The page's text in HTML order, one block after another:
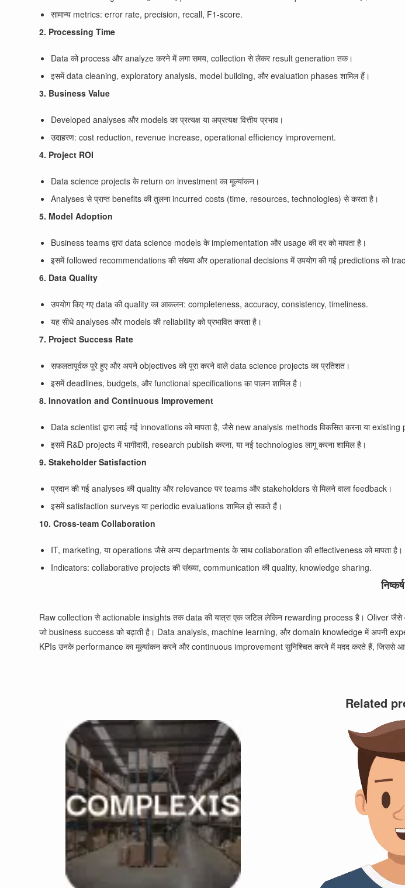
सामान्य metrics: error rate, precision, recall, F1-score.
2. Processing Time
Data को process और analyze करने में लगा समय, collection से लेकर result generation तक।
इसमें data cleaning, exploratory analysis, model building, और evaluation phases शामिल हैं।
3. Business Value
Developed analyses और models का प्रत्यक्ष या अप्रत्यक्ष वित्तीय प्रभाव।
उदाहरण: cost reduction, revenue increase, operational efficiency improvement.
4. Project ROI
Data science projects के return on investment का मूल्यांकन।
Analyses से प्राप्त benefits की तुलना incurred costs (time, resources, technologies) से करता है।
5. Model Adoption
Business teams द्वारा data science models के implementation और usage की दर को मापता है।
इसमें followed recommendations की संख्या और operational decisions में उपयोग की गई predictions को
6. Data Quality
उपयोग किए गए data की quality का आकलन: completeness, accuracy, consistency, timeliness.
यह सीधे analyses और models की reliability को प्रभावित करता है।
7. Project Success Rate
सफलतापूर्वक पूरे हुए और अपने objectives को पूरा करने वाले data science projects का प्रतिशत।
इसमें deadlines, budgets, और functional specifications का पालन शामिल है।
8. Innovation and Continuous Improvement
Data scientist द्वारा लाई गई innovations को मापता है, जैसे new analysis methods विकसित करना या
इसमें R&D projects में भागीदारी, research publish करना, या नई technologies लागू करना शामिल है।
9. Stakeholder Satisfaction
प्रदान की गई analyses की quality और relevance पर teams और stakeholders से मिलने वाला feedback।
इसमें satisfaction surveys या periodic evaluations शामिल हो सकते हैं।
10. Cross-team Collaboration
IT, marketing, या operations जैसे अन्य departments के साथ collaboration की effectiveness को मापता है।
Indicators: collaborative projects की संख्या, communication की quality, knowledge sharing.
निष्कर्ष
Raw collection से actionable insights तक data की यात्रा एक जटिल लेकिन rewarding process है। Oliver जैसे
जो business success को बढ़ाती है। Data analysis, machine learning, और domain knowledge में अपनी
KPIs उनके performance का मूल्यांकन करने और continuous improvement सुनिश्चित करने में मदद करते हैं, जिससे
Related